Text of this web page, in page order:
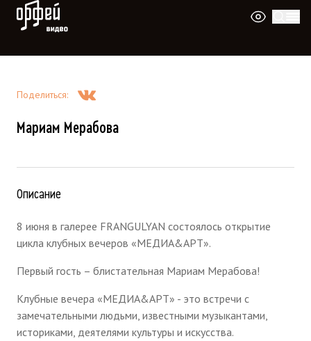
Видео Орфей
Поделиться:
Мариам Мерабова
Описание
8 июня в галерее FRANGULYAN состоялось открытие
цикла клубных вечеров «МЕДИА&АРТ».
Первый гость – блистательная Мариам Мерабова!
Клубные вечера «МЕДИА&АРТ» - это встречи с
замечательными людьми, известными музыкантами,
историками, деятелями культуры и искусства.